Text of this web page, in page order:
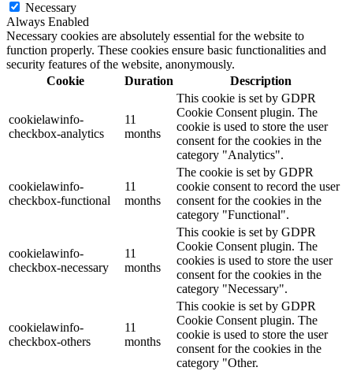
Necessary
Always Enabled
Necessary cookies are absolutely essential for the website to
function properly. These cookies ensure basic functionalities and
security features of the website, anonymously.
Cookie
Duration Description
cookielawinfo-
checkbox-analytics
11
months
This cookie is set by GDPR
Cookie Consent plugin. The
cookie is used to store the user
consent for the cookies in the
category "Analytics".
cookielawinfo-
checkbox-functional
11
months
The cookie is set by GDPR
cookie consent to record the user
consent for the cookies in the
category "Functional".
cookielawinfo-
checkbox-necessary
11
months
This cookie is set by GDPR
Cookie Consent plugin. The
cookies is used to store the user
consent for the cookies in the
category "Necessary".
cookielawinfo-
checkbox-others
11
months
This cookie is set by GDPR
Cookie Consent plugin. The
cookie is used to store the user
consent for the cookies in the
category "Other.